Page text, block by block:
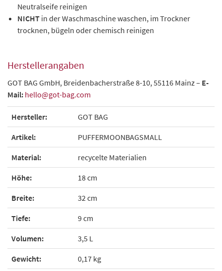
Neutralseife reinigen
NICHT in der Waschmaschine waschen, im Trockner
trocknen, bügeln oder chemisch reinigen
Herstellerangaben
GOT BAG GmbH, Breidenbacherstraße 8-10, 55116 Mainz – E-
Mail: hello@got-bag.com
Hersteller: GOT BAG
Artikel: PUFFERMOONBAGSMALL
Material: recycelte Materialien
Höhe: 18 cm
Breite: 32 cm
Tiefe: 9 cm
Volumen: 3,5 L
Gewicht: 0,17 kg